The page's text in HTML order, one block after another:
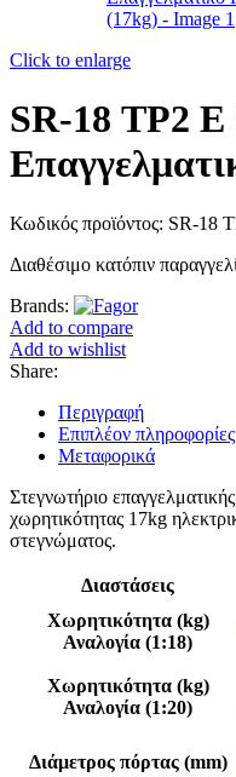
Click to enlarge
SR-18 TP2 E
Advance
Κωδικός προϊόντος: SR-18
Διαθέσιμο κατόπιν
Brands:
Add to compare
Add to wishlist
Share:
Περιγραφή
Επιπλέον πληροφορίες
Μεταφορικά
Στεγνωτήριο
χωρητικότητας 17kg
στεγνώματος.
Διαστάσεις
Χωρητικότητα (kg)
Αναλογία (1:18)
Χωρητικότητα (kg)
Αναλογία (1:20)
Διάμετρος πόρτας (mm)